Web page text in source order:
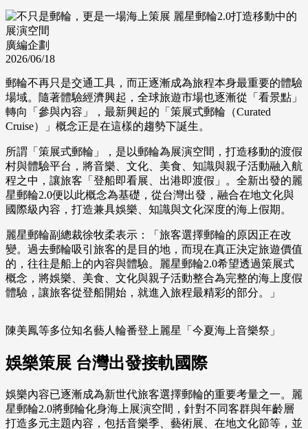
廣編企劃
2026/06/18
郵輪不再只是交通工具，而正逐漸成為旅程本身最重要的體驗
場域。隨著體驗經濟興起，全球旅遊市場也逐漸從「看景點」
轉向「參與內容」，最新興起的「策展式郵輪（Curated
Cruise）」概念正是在這樣的趨勢下誕生。
所謂「策展式郵輪」，是以郵輪為展演空間，打造移動的渡假
村與體驗平台，將音樂、文化、美食、知識與親子活動融入航
程之中，讓旅客「登船即看展、出港即渡假」。全新出發的麗
星郵輪2.0便以此概念為基礎，從台灣出發，融合在地文化與
國際級內容，打造兼具娛樂、知識與文化深度的海上假期。
麗星郵輪副總裁徐牧柔表示：「旅客選擇郵輪的原因正在改
變。過去郵輪吸引旅客的是目的地，而現在真正決定旅遊價值
的，往往是船上的內容與體驗。麗星郵輪2.0希望透過策展式
概念，將娛樂、美食、文化與親子活動整合為完整的海上度假
體驗，讓旅客從登船開始，就進入旅程最精彩的部分。」
陳美鳳等多位知名藝人輪番登上麗星「今夏海上音樂祭」
娛樂策展 台灣出發接軌國際
娛樂內容已逐漸成為新世代旅客選擇郵輪的重要考量之一。麗
星郵輪2.0將郵輪化身海上展演空間，針對不同客群與年齡層
打造多元主題內容，包括音樂季、藝術展、在地文化節等，並